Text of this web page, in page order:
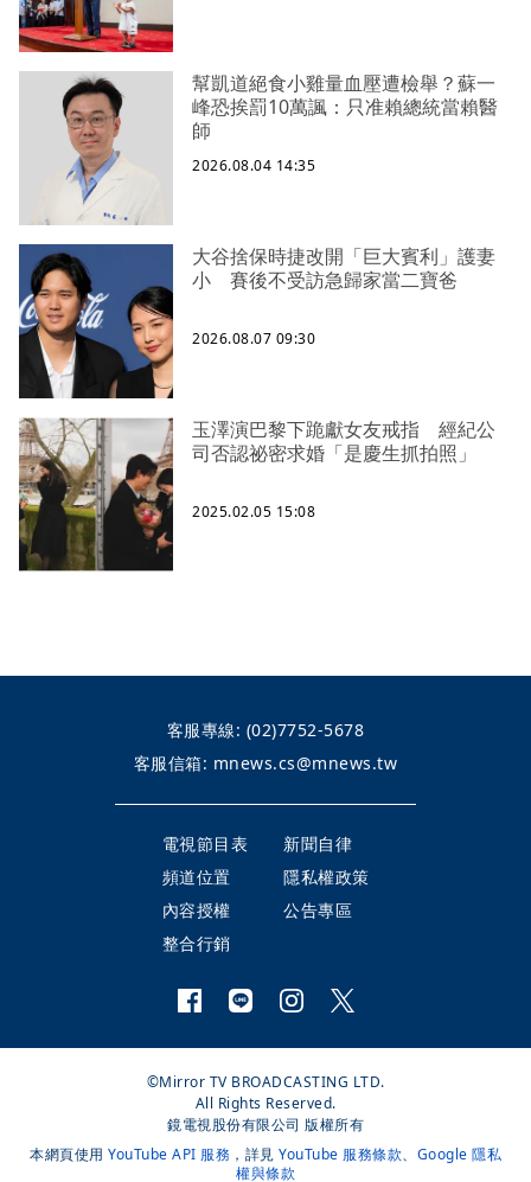
幫凱道絕食小雞量血壓遭檢舉？蘇一
峰恐挨罰10萬諷：只准賴總統當賴醫
師
2026.08.04 14:35
大谷捨保時捷改開「巨大賓利」護妻
小 賽後不受訪急歸家當二寶爸
2026.08.07 09:30
玉澤演巴黎下跪獻女友戒指 經紀公
司否認祕密求婚「是慶生抓拍照」
2025.02.05 15:08
客服專線: (02)7752-5678
客服信箱: mnews.cs@mnews.tw
電視節目表
新聞自律
頻道位置
隱私權政策
內容授權
公告專區
整合行銷
©Mirror TV BROADCASTING LTD.
All Rights Reserved.
鏡電視股份有限公司 版權所有
本網頁使用 YouTube API 服務 ，詳見 YouTube 服務條款、 Google 隱私
權與條款